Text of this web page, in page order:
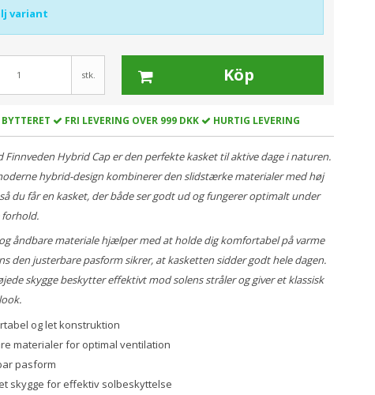
variant
stk. Köp
BYTTERET FRI LEVERING OVER 999 DKK HURTIG LEVERING
Finnveden Hybrid Cap er den perfekte kasket til aktive dage i naturen.
hybrid-design kombinerer den slidstærke materialer med høj
du får en kasket, der både ser godt ud og fungerer optimalt under
åndbare materiale hjælper med at holde dig komfortabel på varme
den justerbare pasform sikrer, at kasketten sidder godt hele dagen.
skygge beskytter effektivt mod solens stråler og giver et klassisk
og let konstruktion
materialer for optimal ventilation
pasform
skygge for effektiv solbeskyttelse